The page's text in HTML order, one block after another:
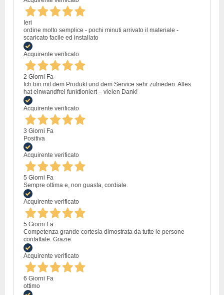
Ieri
ordine molto semplice - pochi minuti arrivato il materiale -
scaricato facile ed installato
Acquirente verificato
2 Giorni Fa
Ich bin mit dem Produkt und dem Service sehr zufrieden. Alles
hat einwandfrei funktioniert – vielen Dank!
Acquirente verificato
3 Giorni Fa
Positiva
Acquirente verificato
5 Giorni Fa
Sempre ottima e, non guasta, cordiale.
Acquirente verificato
5 Giorni Fa
Competenza grande cortesia dimostrata da tutte le persone
contattate. Grazie
Acquirente verificato
6 Giorni Fa
ottimo